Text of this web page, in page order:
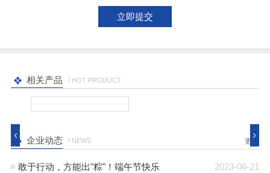
相关产品 / HOT PRODUCT
企业动态 / NEWS 更多
2023-06-21
敢于行动，方能出"粽"！端午节快乐